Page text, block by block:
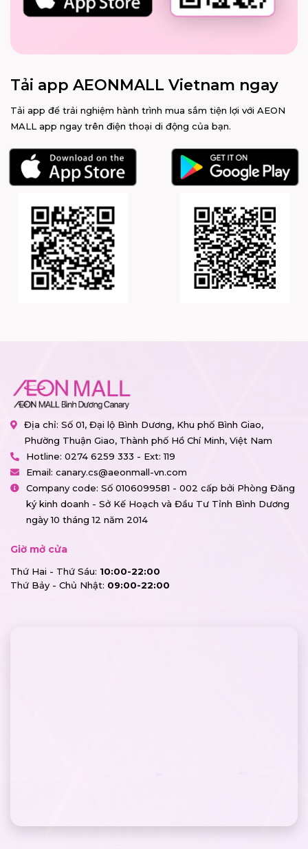
Tải app AEONMALL Vietnam ngay
Tải app để trải nghiệm hành trình mua sắm tiện lợi với AEON
MALL app ngay trên điện thoại di động của bạn.
Địa chỉ: Số 01, Đại lộ Bình Dương, Khu phố Bình Giao,
Phường Thuận Giao, Thành phố Hồ Chí Minh, Việt Nam
Hotline: 0274 6259 333 - Ext: 119
Email: canary.cs@aeonmall-vn.com
Company code: Số 0106099581 - 002 cấp bởi Phòng Đăng
ký kinh doanh - Sở Kế Hoạch và Đầu Tư Tỉnh Bình Dương
ngày 10 tháng 12 năm 2014
Giờ mở cửa
Thứ Hai - Thứ Sáu: 10:00-22:00
Thứ Bảy - Chủ Nhật: 09:00-22:00